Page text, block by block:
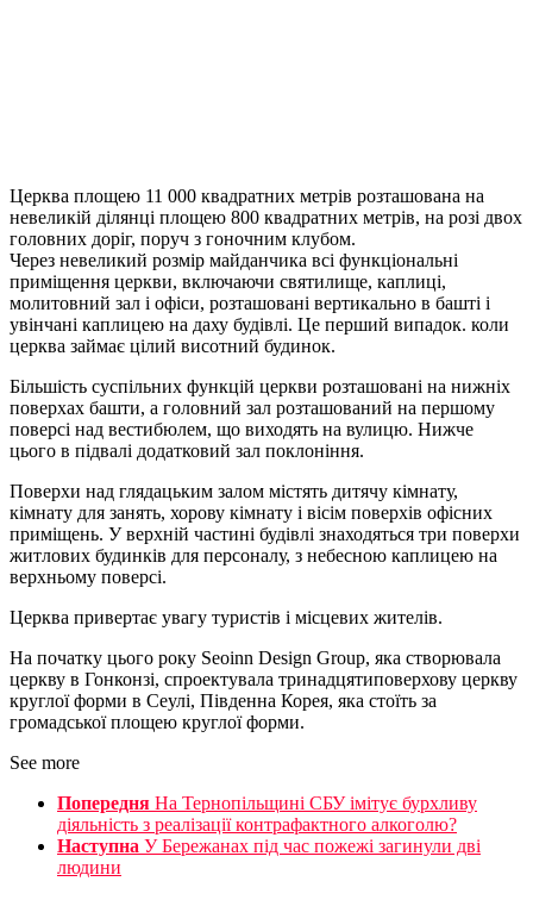
Церква площею 11 000 квадратних метрів розташована на
невеликій ділянці площею 800 квадратних метрів, на розі двох
головних доріг, поруч з гоночним клубом.
Через невеликий розмір майданчика всі функціональні
приміщення церкви, включаючи святилище, каплиці,
молитовний зал і офіси, розташовані вертикально в башті і
увінчані каплицею на даху будівлі. Це перший випадок. коли
церква займає цілий висотний будинок.
Більшість суспільних функцій церкви розташовані на нижніх
поверхах башти, а головний зал розташований на першому
поверсі над вестибюлем, що виходять на вулицю. Нижче
цього в підвалі додатковий зал поклоніння.
Поверхи над глядацьким залом містять дитячу кімнату,
кімнату для занять, хорову кімнату і вісім поверхів офісних
приміщень. У верхній частині будівлі знаходяться три поверхи
житлових будинків для персоналу, з небесною каплицею на
верхньому поверсі.
Церква привертає увагу туристів і місцевих жителів.
На початку цього року Seoinn Design Group, яка створювала
церкву в Гонконзі, спроектувала тринадцятиповерхову церкву
круглої форми в Сеулі, Південна Корея, яка стоїть за
громадської площею круглої форми.
See more
Попередня На Тернопільщині СБУ імітує бурхливу
діяльність з реалізації контрафактного алкоголю?
Наступна У Бережанах під час пожежі загинули дві
людини